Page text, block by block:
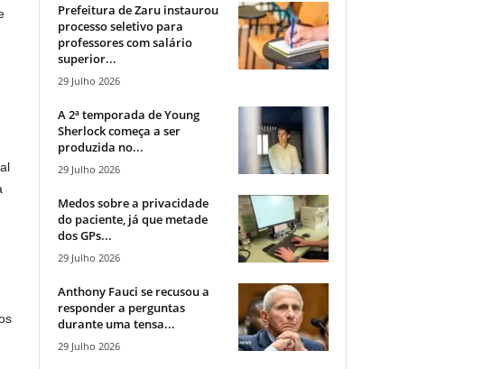
Prefeitura de Zaru instaurou
processo seletivo para
professores com salário
superior...
29 Julho 2026
A 2ª temporada de Young
Sherlock começa a ser
produzida no...
29 Julho 2026
Medos sobre a privacidade
do paciente, já que metade
dos GPs...
29 Julho 2026
Anthony Fauci se recusou a
responder a perguntas
durante uma tensa...
29 Julho 2026